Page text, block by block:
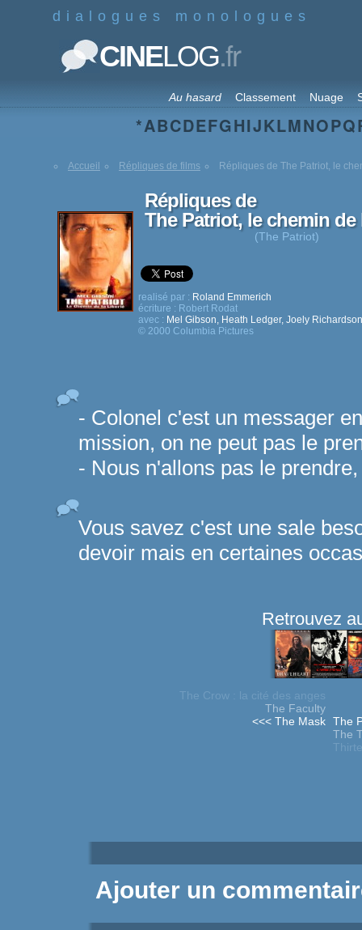
dialogues monologues
CINELOG.fr
Au hasard Classement Nuage
*ABCDEFGHIJKLMNOPQ
Accueil Répliques de films Répliques de The Patriot, le
Répliques de
The Patriot, le chemin de
(The Patriot)
realisé par : Roland Emmerich
écriture : Robert Rodat
avec : Mel Gibson, Heath Ledger, Joely Richardson
© 2000 Columbia Pictures
- Colonel c'est un messager
mission, on ne peut pas le
- Nous n'allons pas le
Vous savez c'est une sale
devoir mais en certaines
Retrouvez
The Crow : la cité des anges
The Faculty
<<< The Mask The
The
Ajouter un